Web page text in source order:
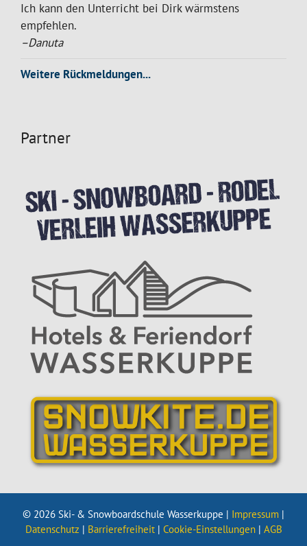
Ich kann den Unterricht bei Dirk wärmstens
empfehlen.
–Danuta
Weitere Rückmeldungen...
Partner
© 2026 Ski- & Snowboardschule Wasserkuppe | Impressum |
Datenschutz | Barrierefreiheit| Cookie-Einstellungen| AGB